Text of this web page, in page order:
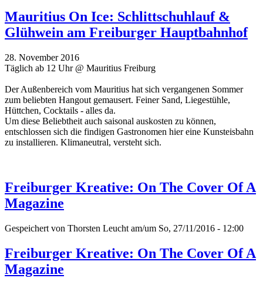
Mauritius On Ice: Schlittschuhlauf &
Glühwein am Freiburger Hauptbahnhof
28. November 2016
Täglich ab 12 Uhr @ Mauritius Freiburg
Der Außenbereich vom Mauritius hat sich vergangenen Sommer
zum beliebten Hangout gemausert. Feiner Sand, Liegestühle,
Hüttchen, Cocktails - alles da.
Um diese Beliebtheit auch saisonal auskosten zu können,
entschlossen sich die findigen Gastronomen hier eine Kunsteisbahn
zu installieren. Klimaneutral, versteht sich.
Freiburger Kreative: On The Cover Of A
Magazine
Gespeichert von Thorsten Leucht am/um So, 27/11/2016 - 12:00
Freiburger Kreative: On The Cover Of A
Magazine